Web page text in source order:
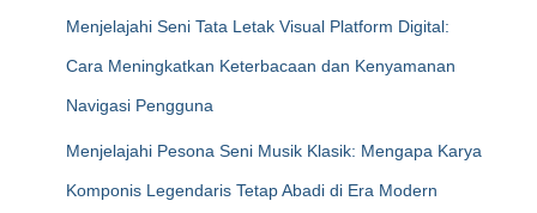
Menjelajahi Seni Tata Letak Visual Platform Digital:
Cara Meningkatkan Keterbacaan dan Kenyamanan
Navigasi Pengguna
Menjelajahi Pesona Seni Musik Klasik: Mengapa Karya
Komponis Legendaris Tetap Abadi di Era Modern